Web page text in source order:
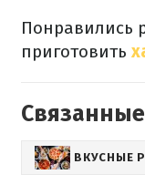
Понравились
приготовить
ВКУСНЫЕ